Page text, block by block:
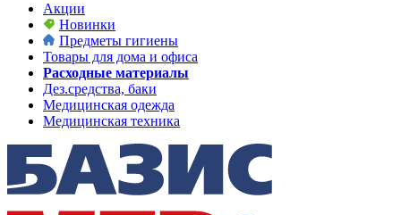
Акции
Новинки
Предметы гигиены
Товары для дома и офиса
Расходные материалы
Дез.средства, баки
Медицинская одежда
Медицинская техника